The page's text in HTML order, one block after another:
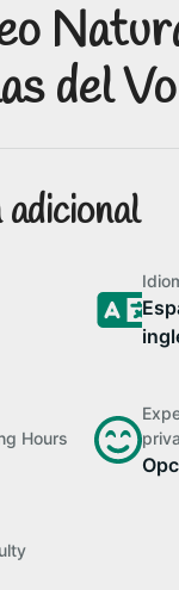
del
Hours